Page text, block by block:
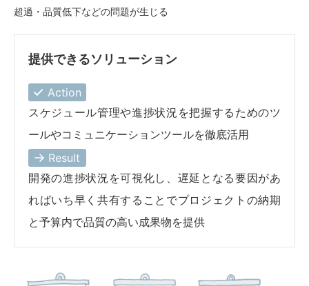
超過・品質低下などの問題が生じる
提供できるソリューション
Action
スケジュール管理や進捗状況を把握するためのツ
ールやコミュニケーションツールを徹底活用
Result
開発の進捗状況を可視化し、遅延となる要因があ
ればいち早く共有することでプロジェクトの納期
と予算内で品質の高い成果物を提供